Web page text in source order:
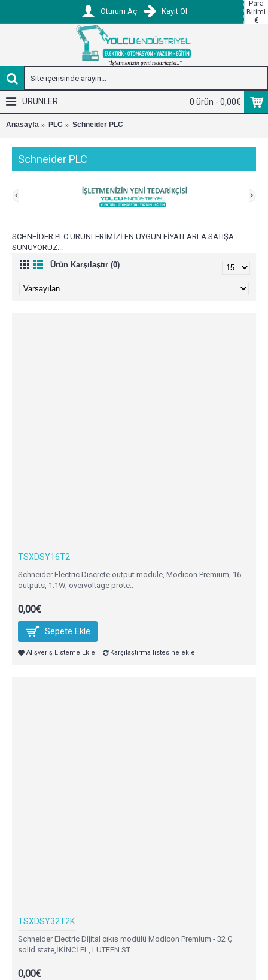
Para
Birimi
€
Oturum Aç Kayıt Ol
0 ürün - 0,00€
ÜRÜNLER
Anasayfa PLC Schneider PLC
Schneider PLC
SCHNEİDER PLC ÜRÜNLERİMİZİ EN UYGUN FİYATLARLA SATIŞA
SUNUYORUZ...
Ürün Karşılaştır (0)
TSXDSY16T2
Schneider Electric Discrete output module, Modicon Premium, 16
outputs, 1.1W, overvoltage prote..
0,00€
Sepete Ekle
Alışveriş Listeme Ekle Karşılaştırma listesine ekle
TSXDSY32T2K
Schneider Electric Dijital çıkış modülü Modicon Premium - 32 Ç
solid state,İKİNCİ EL, LÜTFEN ST..
0,00€